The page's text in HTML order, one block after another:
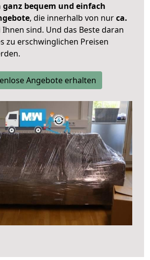
ganz bequem und einfach
, die innerhalb von nurca.
Ihnen sind. Und das Beste daran
zu erschwinglichen Preisen
Angebote erhalten